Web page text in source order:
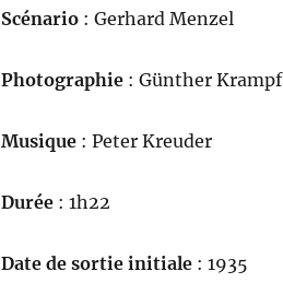
Scénario: Gerhard Menzel
Photographie: Günther Krampf
Musique: Peter Kreuder
Durée: 1h22
Date de sortie initiale: 1935